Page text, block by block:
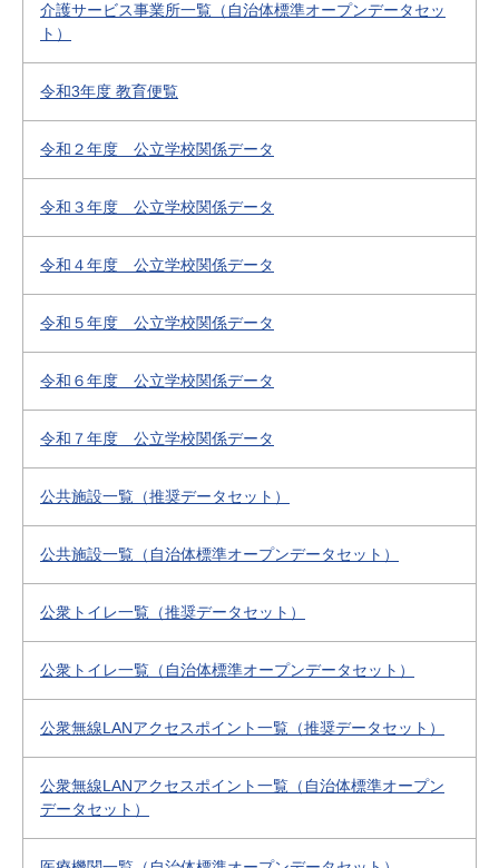
介護サービス事業所一覧（自治体標準オープンデータセッ
ト）
令和3年度 教育便覧
令和２年度 公立学校関係データ
令和３年度 公立学校関係データ
令和４年度 公立学校関係データ
令和５年度 公立学校関係データ
令和６年度 公立学校関係データ
令和７年度 公立学校関係データ
公共施設一覧（推奨データセット）
公共施設一覧（自治体標準オープンデータセット）
公衆トイレ一覧（推奨データセット）
公衆トイレ一覧（自治体標準オープンデータセット）
公衆無線LANアクセスポイント一覧（推奨データセット）
公衆無線LANアクセスポイント一覧（自治体標準オープン
データセット）